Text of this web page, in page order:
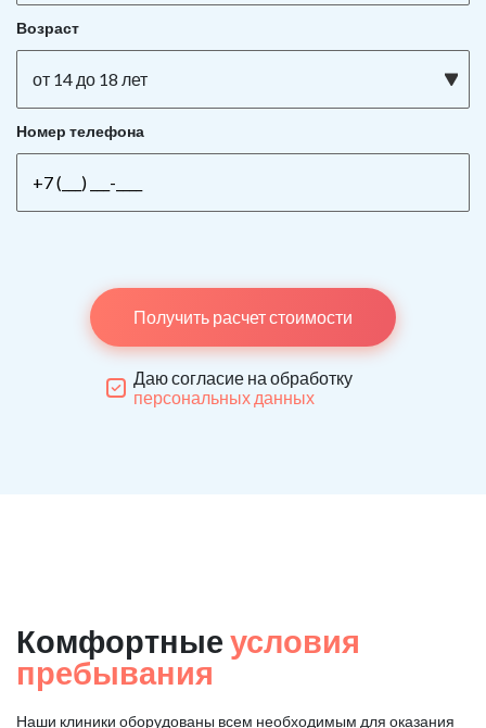
Возраст
от 14 до 18 лет
Номер телефона
Получить расчет стоимости
Даю согласие на обработку
персональных данных
Комфортные условия
пребывания
Наши клиники оборудованы всем необходимым для оказания